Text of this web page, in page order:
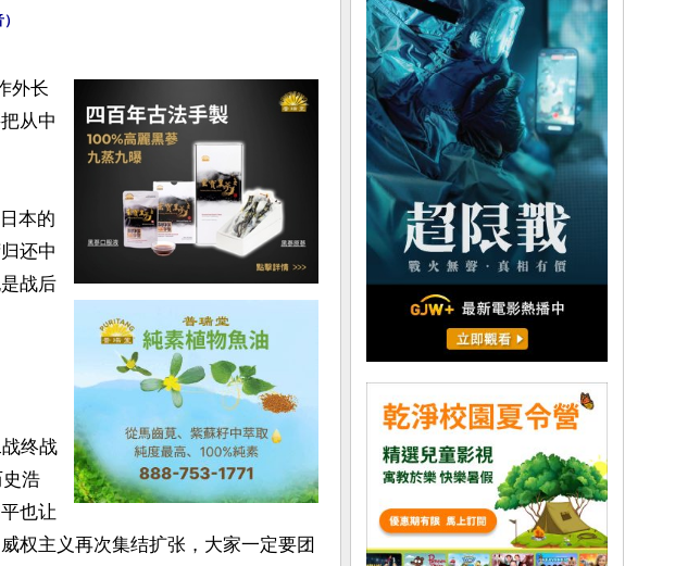
外长
从中
本的
还中
战后
终战
浩
也让
权主义再次集结扩张，大家一定要团